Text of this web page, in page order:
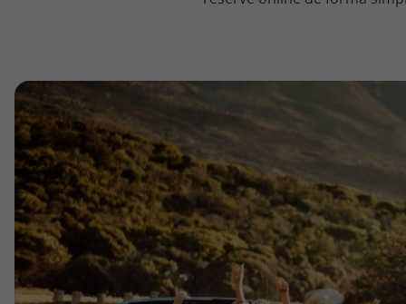
topatlantico@topatlantico.com